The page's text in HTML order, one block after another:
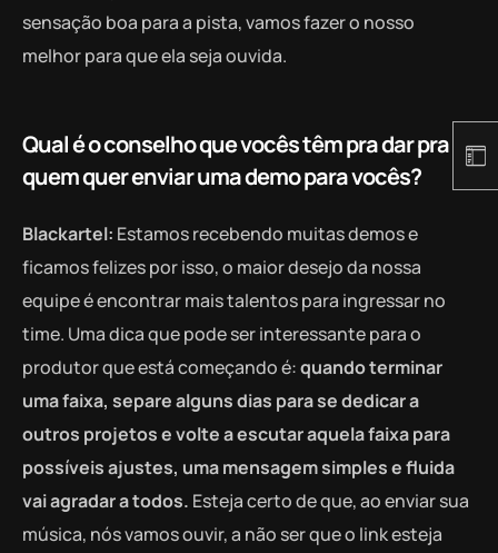
sensação boa para a pista, vamos fazer o nosso
melhor para que ela seja ouvida.
Qual é o conselho que vocês têm pra dar pra
quem quer enviar uma demo para vocês?
Blackartel: Estamos recebendo muitas demos e
ficamos felizes por isso, o maior desejo da nossa
equipe é encontrar mais talentos para ingressar no
time. Uma dica que pode ser interessante para o
produtor que está começando é:quando terminar
uma faixa, separe alguns dias para se dedicar a
outros projetos e volte a escutar aquela faixa para
possíveis ajustes, uma mensagem simples efluida
vai agradar a todos. Esteja certo de que, ao enviar sua
música, nós vamos ouvir, a não ser que o link esteja